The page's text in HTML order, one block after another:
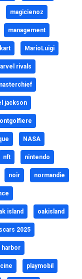
magicienoz
management
MarioLuigi
rivals
jackson
NASA
nft nintendo
noir normandie
island oakisland
2025
harbor
playmobil